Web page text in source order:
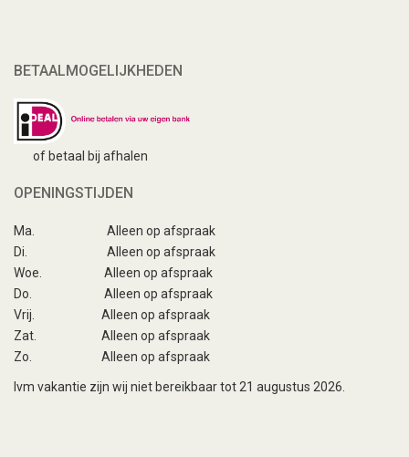
BETAALMOGELIJKHEDEN
of betaal bij afhalen
OPENINGSTIJDEN
Ma.
Alleen op afspraak
Di.
Alleen op afspraak
Woe.
Alleen op afspraak
Do.
Alleen op afspraak
Vrij.
Alleen op afspraak
Zat.
Alleen op afspraak
Zo.
Alleen op afspraak
Ivm vakantie zijn wij niet bereikbaar tot 21 augustus 2026.